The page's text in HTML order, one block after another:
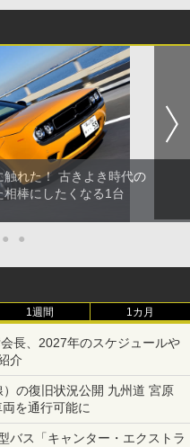
れた！ 古きよき時代の
棒にしたくなる1台
● ●
1週間 1カ月
長、2027年のスケジュールや
介
の復旧状況公開 九州道 宮原
を通行可能に
バス「キャンター・エクストラ